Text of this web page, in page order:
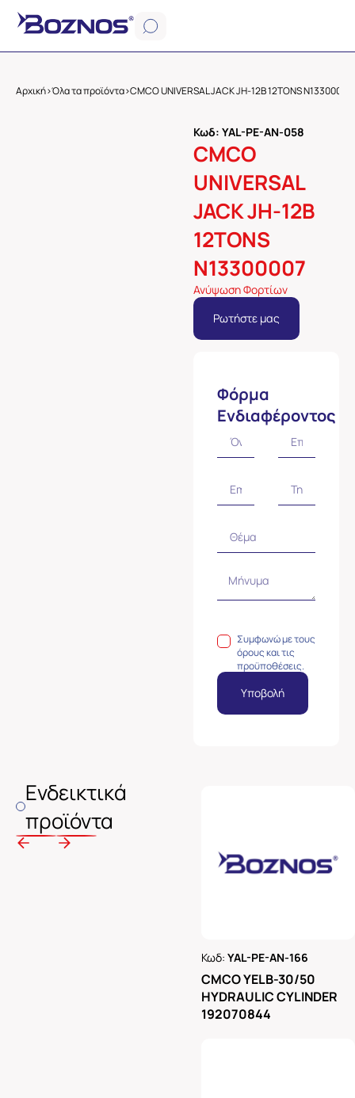
Αρχική>Όλα τα προϊόντα>CMCO UNIVERSAL JACK JH-12B 12TONS N13300007
Κωδ: YAL-PE-AN-058
CMCO
UNIVERSAL
JACK JH-12B
12TONS
N13300007
Ανύψωση Φορτίων
Ρωτήστε μας
Φόρμα
Ενδιαφέροντος
Συμφωνώ με τους
όρους και τις
προϋποθέσεις.
Υποβολή
Ενδεικτικά
προϊόντα
Κωδ:YAL-PE-AN-166
CMCO YELB-30/50
HYDRAULIC CYLINDER
192070844